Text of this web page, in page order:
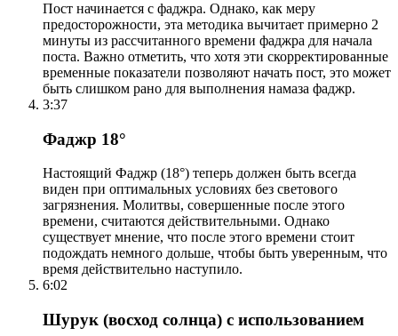
Пост начинается с фаджра. Однако, как меру
предосторожности, эта методика вычитает примерно 2
минуты из рассчитанного времени фаджра для начала
поста. Важно отметить, что хотя эти скорректированные
временные показатели позволяют начать пост, это может
быть слишком рано для выполнения намаза фаджр.
3:37
Фаджр 18°
Настоящий Фаджр (18°) теперь должен быть всегда
виден при оптимальных условиях без светового
загрязнения. Молитвы, совершенные после этого
времени, считаются действительными. Однако
существует мнение, что после этого времени стоит
подождать немного дольше, чтобы быть уверенным, что
время действительно наступило.
6:02
Шурук (восход солнца) с использованием